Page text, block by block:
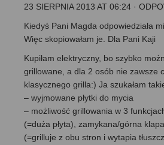
23 SIERPNIA 2013 AT 06:24 ·
Kiedyś Pani Magda odpowiedziała
Więc skopiowałam je. Dla Pani Kaji
Kupiłam elektryczny, bo szybko
grillowane, a dla 2 osób nie zawsze
klasycznego grilla:) Ja szukałam
– wyjmowane płytki do mycia
– możliwość grillowania w 3
(=duża płyta), zamykana/górna
(=grilluje z obu stron i wytapia